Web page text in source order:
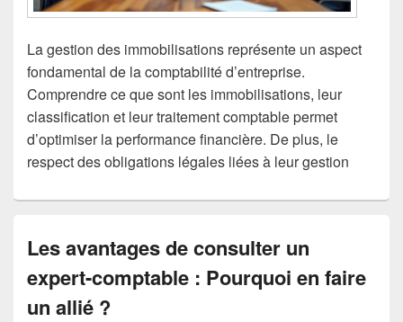
La gestion des immobilisations représente un aspect
fondamental de la comptabilité d’entreprise.
Comprendre ce que sont les immobilisations, leur
classification et leur traitement comptable permet
d’optimiser la performance financière. De plus, le
respect des obligations légales liées à leur gestion
Les avantages de consulter un
expert-comptable : Pourquoi en faire
un allié ?